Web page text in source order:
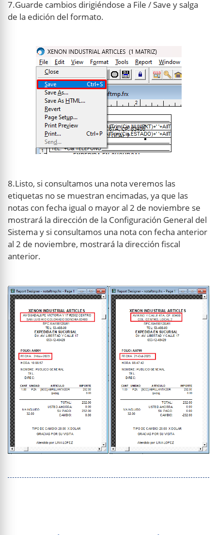
7.Guarde cambios dirigiéndose a File / Save y salga
de la edición del formato.
8.Listo, si consultamos una nota veremos las
etiquetas no se muestran encimadas, ya que las
notas con fecha igual o mayor al 2 de noviembre se
mostrará la dirección de la Configuración General del
Sistema y si consultamos una nota con fecha anterior
al 2 de noviembre, mostrará la dirección fiscal
anterior.